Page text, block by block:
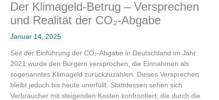
Der Klimageld-Betrug – Versprechen
und Realität der CO₂-Abgabe
Januar 14, 2025
Seit der Einführung der CO₂-Abgabe in Deutschland im Jahr
2021 wurde den Bürgern versprochen, die Einnahmen als
sogenanntes Klimageld zurückzuzahlen. Dieses Versprechen
bleibt jedoch bis heute unerfüllt. Stattdessen sehen sich
Verbraucher mit steigenden Kosten konfrontiert, die durch die